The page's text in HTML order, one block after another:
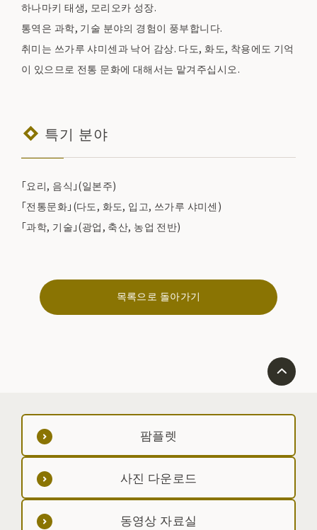
하나마키 태생, 모리오카 성장.
통역은 과학, 기술 분야의 경험이 풍부합니다.
취미는 쓰가루 샤미센과 낙어 감상. 다도, 화도, 착용에도 기억
이 있으므로 전통 문화에 대해서는 맡겨주십시오.
특기 분야
「요리, 음식」(일본주)
「전통문화」(다도, 화도, 입고, 쓰가루 샤미센)
「과학, 기술」(광업, 축산, 농업 전반)
목록으로 돌아가기
팜플렛
사진 다운로드
동영상 자료실